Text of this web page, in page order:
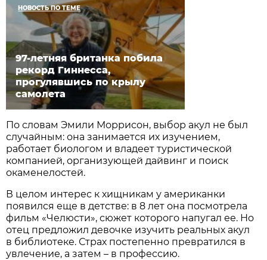
НОВОСТЬ ПО ТЕМЕ
97-летняя британка побила
рекорд Гиннесса,
прогулявшись по крылу
самолета
По словам Эмили Моррисон, выбор акул не был
случайным: она занимается их изучением,
работает биологом и владеет туристической
компанией, организующей дайвинг и поиск
окаменелостей.
В целом интерес к хищникам у американки
появился еще в детстве: в 8 лет она посмотрела
фильм «Челюсти», сюжет которого напугал ее. Но
отец предложил девочке изучить реальных акул
в библиотеке. Страх постепенно превратился в
увлечение, а затем – в профессию.